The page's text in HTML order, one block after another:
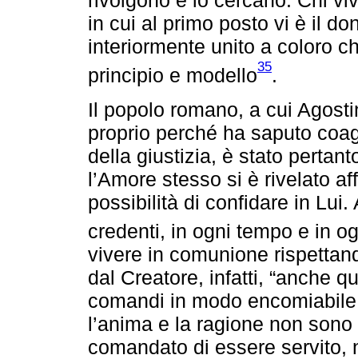
in cui al primo posto vi è il
interiormente unito a coloro
principio e modello35.
Il popolo romano, a cui
proprio perché ha saputo
della giustizia, è stato
l’Amore stesso si è rivelato
possibilità di confidare in Lui.
credenti, in ogni tempo e in
vivere in comunione
dal Creatore, infatti, “anche
comandi in modo
l’anima e la ragione non
comandato di essere servito,